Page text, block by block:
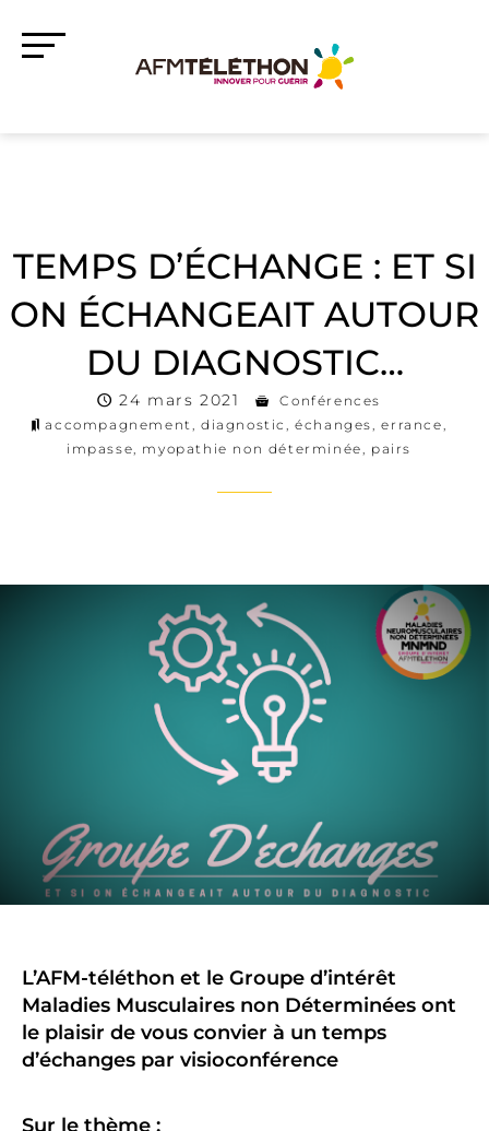
TEMPS D’ÉCHANGE : ET SI
ON ÉCHANGEAIT AUTOUR
DU DIAGNOSTIC…
24 mars 2021
Conférences
accompagnement,diagnostic,échanges,errance,
impasse, myopathie non déterminée, pairs
L’AFM-téléthon et le Groupe d’intérêt
Maladies Musculaires non Déterminées ont
le plaisir de vous convier à un temps
d’échanges par visioconférence
Sur le thème :